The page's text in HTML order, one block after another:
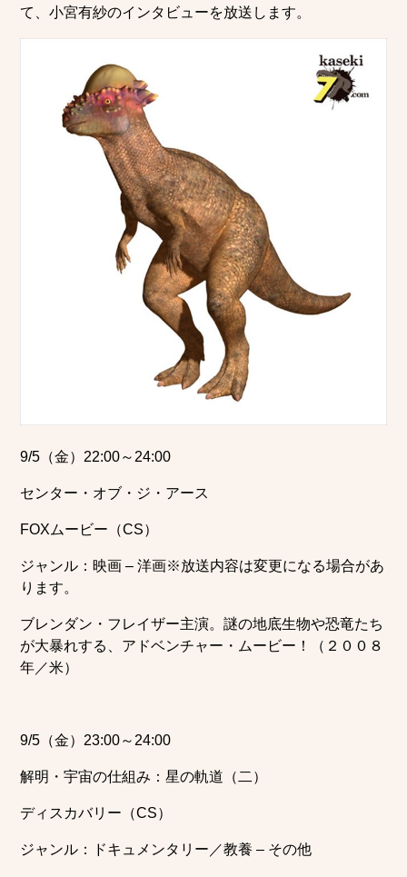
て、小宮有紗のインタビューを放送します。
9/5（金）22:00～24:00
センター・オブ・ジ・アース
FOXムービー（CS）
ジャンル：映画 – 洋画※放送内容は変更になる場合があ
ります。
ブレンダン・フレイザー主演。謎の地底生物や恐竜たち
が大暴れする、アドベンチャー・ムービー！（２００８
年／米）
9/5（金）23:00～24:00
解明・宇宙の仕組み：星の軌道（二）
ディスカバリー（CS）
ジャンル：ドキュメンタリー／教養 – その他